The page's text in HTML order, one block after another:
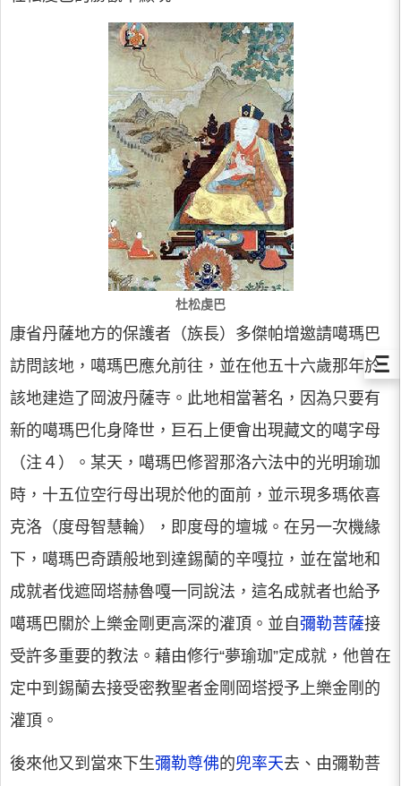
杜松虔巴
康省丹薩地方的保護者（族長）多傑帕增邀請噶瑪巴
訪問該地，噶瑪巴應允前往，並在他五十六歲那年於
該地建造了岡波丹薩寺。此地相當著名，因為只要有
新的噶瑪巴化身降世，巨石上便會出現藏文的噶字母
（注４）。某天，噶瑪巴修習那洛六法中的光明瑜珈
時，十五位空行母出現於他的面前，並示現多瑪依喜
克洛（度母智慧輪），即度母的壇城。在另一次機緣
下，噶瑪巴奇蹟般地到達錫蘭的辛嘎拉，並在當地和
成就者伐遮岡塔赫魯嘎一同說法，這名成就者也給予
噶瑪巴關於上樂金剛更高深的灌頂。並自 彌勒菩薩接
受許多重要的教法。藉由修行“夢瑜珈”定成就，他曾在
定中到錫蘭去接受密教聖者金剛岡塔授予上樂金剛的
灌頂。
後來他又到當來下生彌勒尊佛的兜率天去、由彌勒菩
Ξ